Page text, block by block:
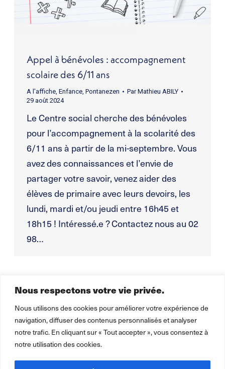
Nous respectons votre vie privée.
Nous utilisons des cookies pour améliorer votre expérience de
navigation, diffuser des contenus personnalisés et analyser
notre trafic. En cliquant sur « Tout accepter », vous consentez à
notre utilisation des cookies.
Appel à bénévoles : accompagnement
scolaire des 6/11 ans
A l'affiche, Enfance, Pontanezen ParMathieu ABILY
29 août 2024
Le Centre social cherche des bénévoles
pour l’accompagnement à la scolarité des
6/11 ans à partir de la mi-septembre. Vous
avez des connaissances et l’envie de
partager votre savoir, venez aider des
élèves de primaire avec leurs devoirs, les
lundi, mardi et/ou jeudi entre 16h45 et
18h15 ! Intéressé.e ? Contactez nous au 02
98…
1 2 3 4 5 …